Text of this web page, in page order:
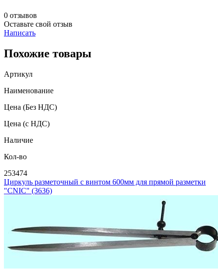
0 отзывов
Оставьте свой отзыв
Написать
Похожие товары
Артикул
Наименование
Цена (Без НДС)
Цена (с НДС)
Наличие
Кол-во
253474
Циркуль разметочный с винтом 600мм для прямой разметки
"CNIC" (3636)